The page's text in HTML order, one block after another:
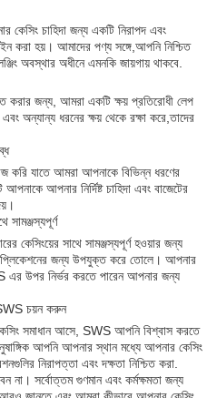
কেসিং চাহিদা জন্য একটি নিরাপদ এবং
করা হয়। আমাদের পণ্য সঙ্গে,আপনি নিশ্চিত
অবস্থার অধীনে এমনকি জায়গায় থাকবে.
করার জন্য, আমরা একটি ক্ষয় প্রতিরোধী লেপ
অন্যান্য ধরনের ক্ষয় থেকে রক্ষা করে,তাদের
করি যাতে আমরা আপনাকে বিভিন্ন ধরণের
আপনার নির্দিষ্ট চাহিদা এবং বাজেটের
সামঞ্জস্যপূর্ণ
কেসিংয়ের সাথে সামঞ্জস্যপূর্ণ হওয়ার জন্য
জন্য উপযুক্ত করে তোলে। আপনার
উপর নির্ভর করতে পারেন আপনার জন্য
চয়ন করুন
সমাধান আসে, SWS আপনি বিশ্বাস করতে
আপনি আপনার স্থান মধ্যে আপনার কেসিং
নিরাপত্তা এবং দক্ষতা নিশ্চিত করা.
না। সর্বোত্তম গুণমান এবং কর্মক্ষমতা জন্য